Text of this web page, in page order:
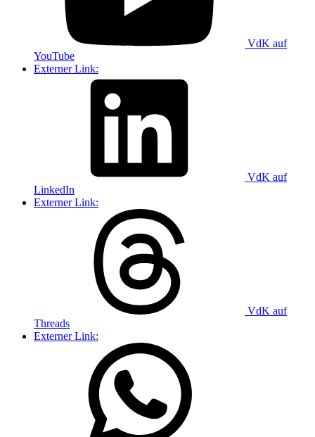
VdK auf
YouTube
Externer Link:
VdK auf
LinkedIn
Externer Link:
VdK auf
Threads
Externer Link: